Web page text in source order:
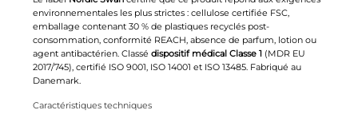
environnementales les plus strictes : cellulose certifiée FSC,
emballage contenant 30 % de plastiques recyclés post-
consommation, conformité REACH, absence de parfum, lotion ou
agent antibactérien. Classé dispositif médical Classe 1(MDR EU
2017/745), certifié ISO 9001, ISO 14001 et ISO 13485. Fabriqué au
Danemark.
Caractéristiques techniques